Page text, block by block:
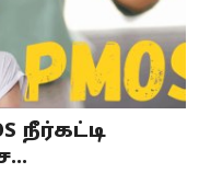
நீர்கட்டி